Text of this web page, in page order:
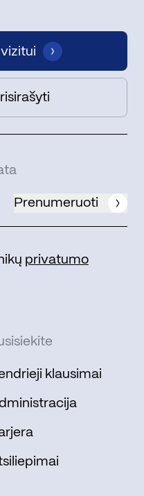
Prenumeruoti
privatumo
klausimai